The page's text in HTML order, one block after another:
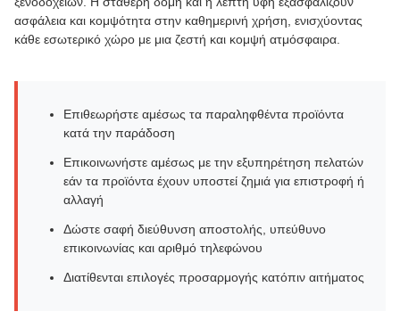
ασφάλεια και κομψότητα στην καθημερινή χρήση, ενισχύοντας
κάθε εσωτερικό χώρο με μια ζεστή και κομψή ατμόσφαιρα.
Επιθεωρήστε αμέσως τα παραληφθέντα προϊόντα
κατά την παράδοση
Επικοινωνήστε αμέσως με την εξυπηρέτηση πελατών
εάν τα προϊόντα έχουν υποστεί ζημιά για επιστροφή ή
αλλαγή
Δώστε σαφή διεύθυνση αποστολής, υπεύθυνο
επικοινωνίας και αριθμό τηλεφώνου
Διατίθενται επιλογές προσαρμογής κατόπιν αιτήματος